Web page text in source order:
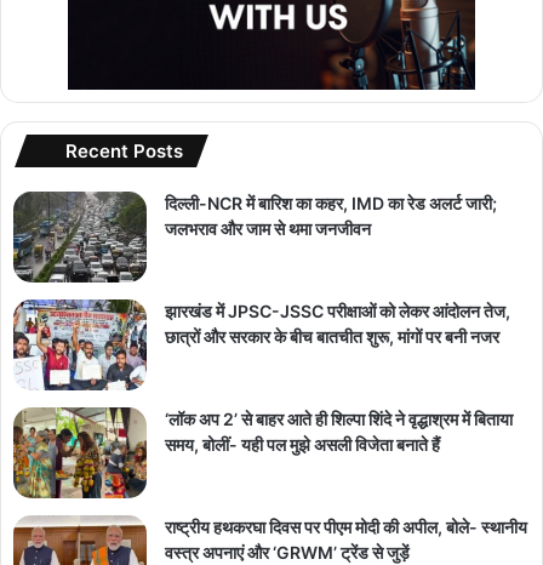
Recent Posts
दिल्ली-NCR में बारिश का कहर, IMD का रेड अलर्ट जारी;
जलभराव और जाम से थमा जनजीवन
झारखंड में JPSC-JSSC परीक्षाओं को लेकर आंदोलन तेज,
छात्रों और सरकार के बीच बातचीत शुरू, मांगों पर बनी नजर
‘लॉक अप 2’ से बाहर आते ही शिल्पा शिंदे ने वृद्धाश्रम में बिताया
समय, बोलीं- यही पल मुझे असली विजेता बनाते हैं
राष्ट्रीय हथकरघा दिवस पर पीएम मोदी की अपील, बोले- स्थानीय
वस्त्र अपनाएं और ‘GRWM’ ट्रेंड से जुड़ें